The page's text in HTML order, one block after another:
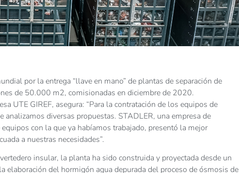
por la entrega “llave en mano” de plantas de separación de
de 50.000 m2, comisionadas en diciembre de 2020.
UTE GIREF, asegura: “Para la contratación de los equipos de
diversas propuestas. STADLER, una empresa de
con la que ya habíamos trabajado, presentó la mejor
a nuestras necesidades”.
insular, la planta ha sido construida y proyectada desde un
del hormigón agua depurada del proceso de ósmosis de